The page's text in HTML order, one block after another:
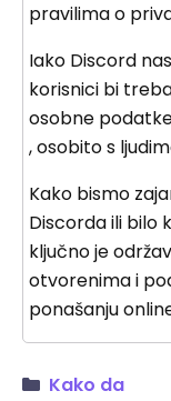
pravilima o
Iako Discord
korisnici bi
osobne
, osobito s
Kako bismo
Discorda ili bilo
ključno je
otvorenima i
ponašanju
Kako da